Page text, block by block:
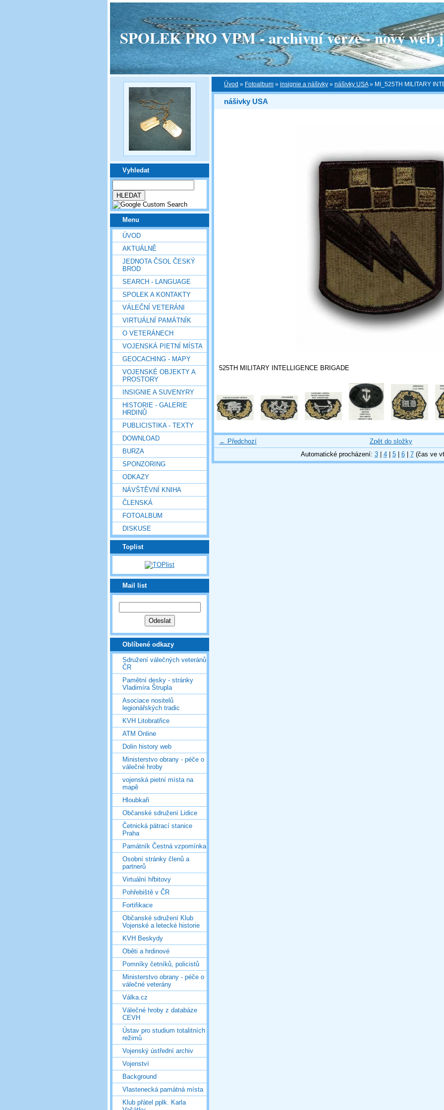
SPOLEK PRO VPM - archivní verze - nový web
Vyhledat
Menu
ÚVOD
AKTUÁLNĚ
JEDNOTA ČSOL ČESKÝ
BROD
SEARCH - LANGUAGE
SPOLEK A KONTAKTY
VÁLEČNÍ VETERÁNI
VIRTUÁLNÍ PAMÁTNÍK
O VETERÁNECH
VOJENSKÁ PIETNÍ MÍSTA
GEOCACHING - MAPY
VOJENSKÉ OBJEKTY A
PROSTORY
INSIGNIE A SUVENYRY
HISTORIE - GALERIE
HRDINŮ
PUBLICISTIKA - TEXTY
DOWNLOAD
BURZA
SPONZORING
ODKAZY
NÁVŠTĚVNÍ KNIHA
ČLENSKÁ
FOTOALBUM
DISKUSE
Toplist
Mail list
Oblíbené odkazy
Sdružení válečných veteránů
ČR
Pamětní desky - stránky
Vladimíra Štrupla
Asociace nositelů
legionářských tradic
KVH Litobratřice
ATM Online
Dolin history web
Ministerstvo obrany - péče o
válečné hroby
vojenská pietní místa na
mapě
Hloubkaři
Občanské sdružení Lidice
Četnická pátrací stanice
Praha
Památník Čestná vzpomínka
Osobní stránky členů a
partnerů
Virtuální hřbitovy
Pohřebiště v ČR
Fortifikace
Občanské sdružení Klub
Vojenské a letecké historie
KVH Beskydy
Oběti a hrdinové
Pomníky četníků, policistů
Ministerstvo obrany - péče o
válečné veterány
Válka.cz
Válečné hroby z databáze
CEVH
Ústav pro studium totalitních
režimů
Vojenský ústřední archiv
Vojenství
Background
Vlastenecká památná místa
Klub přátel pplk. Karla
Úvod » Fotoalbum » insignie a nášivky » nášivky USA» MI_525TH MILITARY
nášivky USA
525TH MILITARY INTELLIGENCE BRIGADE
← Předchozí
Zpět do složky
Automatické procházení: 3| 4| 5| 6| 7(čas ve